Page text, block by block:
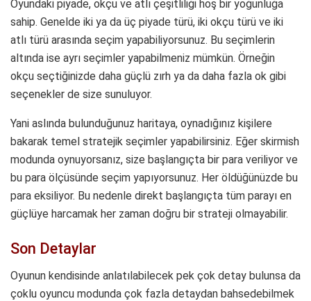
Oyundaki piyade, okçu ve atlı çeşitliliği hoş bir yoğunluğa
sahip. Genelde iki ya da üç piyade türü, iki okçu türü ve iki
atlı türü arasında seçim yapabiliyorsunuz. Bu seçimlerin
altında ise ayrı seçimler yapabilmeniz mümkün. Örneğin
okçu seçtiğinizde daha güçlü zırh ya da daha fazla ok gibi
seçenekler de size sunuluyor.
Yani aslında bulunduğunuz haritaya, oynadığınız kişilere
bakarak temel stratejik seçimler yapabilirsiniz. Eğer skirmish
modunda oynuyorsanız, size başlangıçta bir para veriliyor ve
bu para ölçüsünde seçim yapıyorsunuz. Her öldüğünüzde bu
para eksiliyor. Bu nedenle direkt başlangıçta tüm parayı en
güçlüye harcamak her zaman doğru bir strateji olmayabilir.
Son Detaylar
Oyunun kendisinde anlatılabilecek pek çok detay bulunsa da
çoklu oyuncu modunda çok fazla detaydan bahsedebilmek